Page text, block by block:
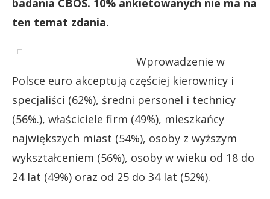
badania CBOS. 10% ankietowanych nie ma na
ten temat zdania.
Wprowadzenie w
Polsce euro akceptują częściej kierownicy i
specjaliści (62%), średni personel i technicy
(56%.), właściciele firm (49%), mieszkańcy
największych miast (54%), osoby z wyższym
wykształceniem (56%), osoby w wieku od 18 do
24 lat (49%) oraz od 25 do 34 lat (52%).